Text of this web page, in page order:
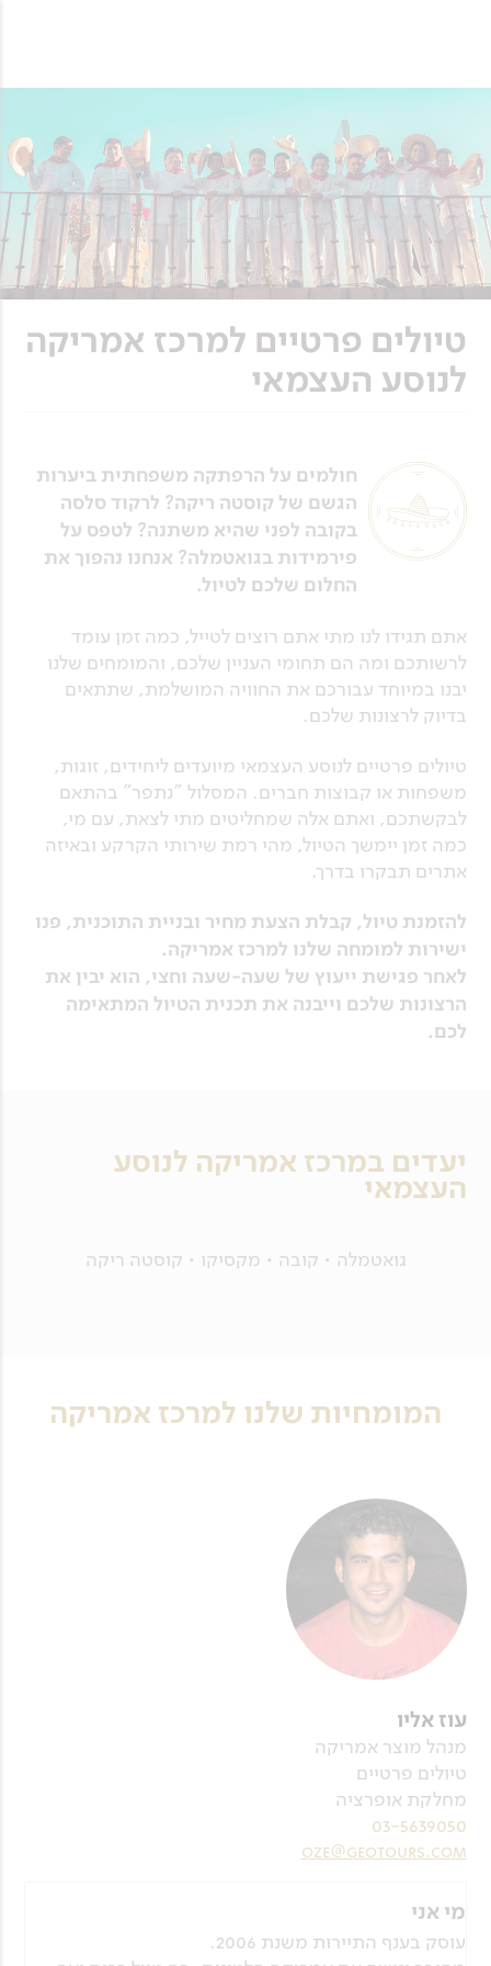
טיולים פרטיים למרכז אמריקה
לנוסע העצמאי
חולמים על הרפתקה משפחתית ביערות
הגשם של קוסטה ריקה? לרקוד סלסה
בקובה לפני שהיא משתנה? לטפס על
פירמידות בגואטמלה? אנחנו נהפוך את
החלום שלכם לטיול.
אתם תגידו לנו מתי אתם רוצים לטייל, כמה זמן עומד
לרשותכם ומה הם תחומי העניין שלכם, והמומחים שלנו
יבנו במיוחד עבורכם את החוויה המושלמת, שתתאים
בדיוק לרצונות שלכם.
טיולים פרטיים לנוסע העצמאי מיועדים ליחידים, זוגות,
משפחות או קבוצות חברים. המסלול "נתפר" בהתאם
לבקשתכם, ואתם אלה שמחליטים מתי לצאת, עם מי,
כמה זמן יימשך הטיול, מהי רמת שירותי הקרקע ובאיזה
אתרים תבקרו בדרך.
להזמנת טיול, קבלת הצעת מחיר ובניית התוכנית, פנו
ישירות למומחה שלנו למרכז אמריקה.
לאחר פגישת ייעוץ של שעה-שעה וחצי, הוא יבין את
הרצונות שלכם וייבנה את תכנית הטיול המתאימה
לכם.
יעדים במרכז אמריקה לנוסע
העצמאי
גואטמלה • קובה • מקסיקו • קוסטה ריקה
המומחיות שלנו למרכז אמריקה
עוז אליו
מנהל מוצר אמריקה
טיולים פרטיים
מחלקת אופרציה
03-5639050
oze@geotours.com
מי אני
עוסק בענף התיירות משנת 2006.